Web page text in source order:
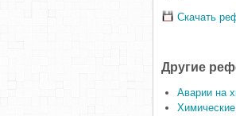
Скачать
Другие
Аварии на